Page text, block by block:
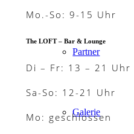
Partner
Galerie
Mo.-So: 9-15 Uhr
The LOFT – Bar & Lounge
Di – Fr: 13 – 21 Uhr
Sa-So: 12-21 Uhr
Mo: geschlossen